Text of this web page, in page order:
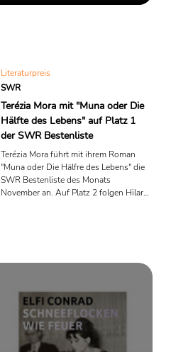
Literaturpreis
SWR
Terézia Mora mit "Muna oder Die
Hälfte des Lebens" auf Platz 1
der SWR Bestenliste
Terézia Mora führt mit ihrem Roman
"Muna oder Die Hälfre des Lebens" die
SWR Bestenliste des Monats
November an. Auf Platz 2 folgen Hilary